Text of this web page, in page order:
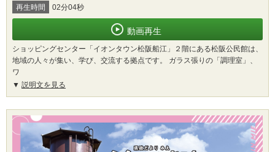
再生時間 02分04秒
動画再生
ショッピングセンター「イオンタウン松阪船江」２階にある松阪公民館は、
地域の人々が集い、学び、交流する拠点です。 ガラス張りの「調理室」、
ワ
説明文を見る